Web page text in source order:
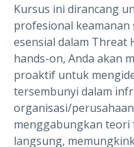
Kursus ini dirancang
profesional
esensial dalam Threat
hands-on, Anda akan
proaktif untuk
tersembunyi dalam
organisasi/
menggabungkan
langsung,